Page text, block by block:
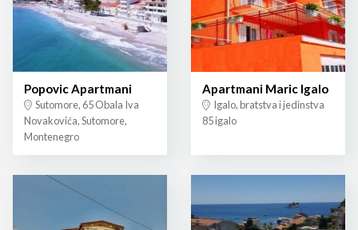
Popovic Apartmani
Sutomore, 65 Obala Iva
Novakovića, Sutomore,
Montenegro
Apartmani Maric Igalo
Igalo, bratstva i jedinstva
85 igalo